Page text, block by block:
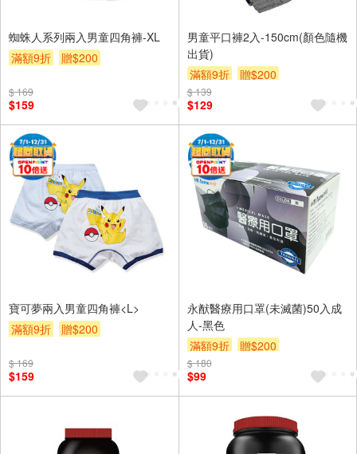
蜘蛛人系列兩入男童四角褲-XL
滿額9折
贈$200
$ 169
$159
男童平口褲2入-150cm(顏色隨機
出貨)
滿額9折
贈$200
$ 139
$129
寶可夢兩入男童四角褲<L>
滿額9折
贈$200
$ 169
$159
永猷醫療用口罩(未滅菌)50入成
人-黑色
滿額9折
贈$200
$ 180
$99